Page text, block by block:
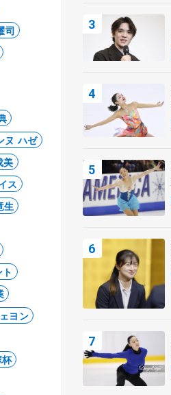
司
ヌ ハゼ
美
ス
生
ヨン